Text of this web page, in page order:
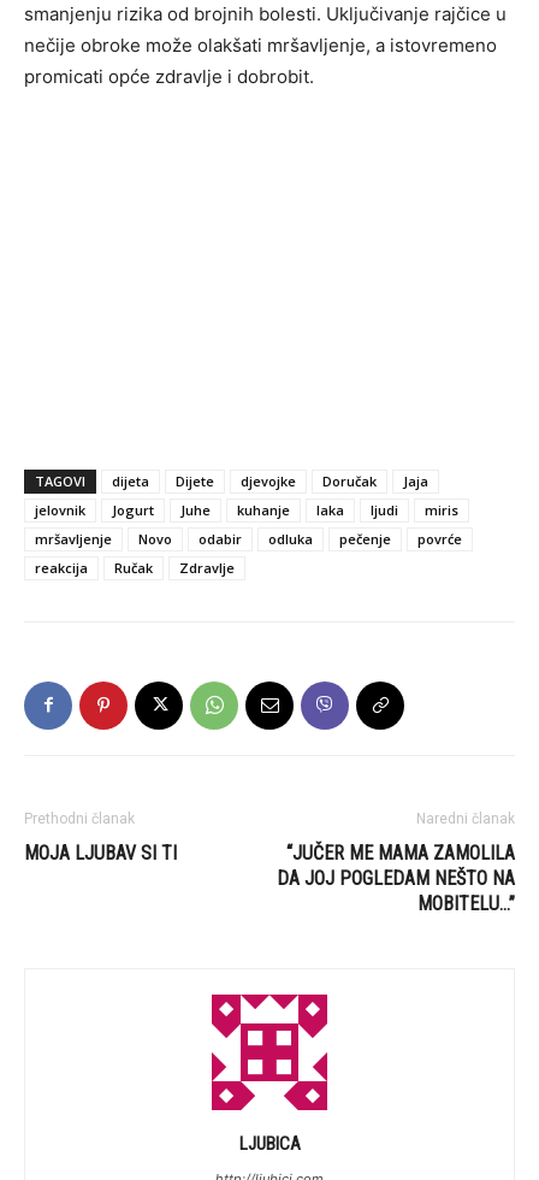
smanjenju rizika od brojnih bolesti. Uključivanje rajčice u
nečije obroke može olakšati mršavljenje, a istovremeno
promicati opće zdravlje i dobrobit.
TAGOVI dijeta Dijete djevojke Doručak
Jaja
jelovnik
Jogurt Juhe kuhanje laka ljudi
miris
mršavljenje
Novo odabir odluka pečenje
povrće
reakcija
Ručak Zdravlje
Prethodni članak
MOJA LJUBAV SI TI
Naredni članak
“JUČER ME MAMA ZAMOLILA
DA JOJ POGLEDAM NEŠTO NA
MOBITELU…”
LJUBICA